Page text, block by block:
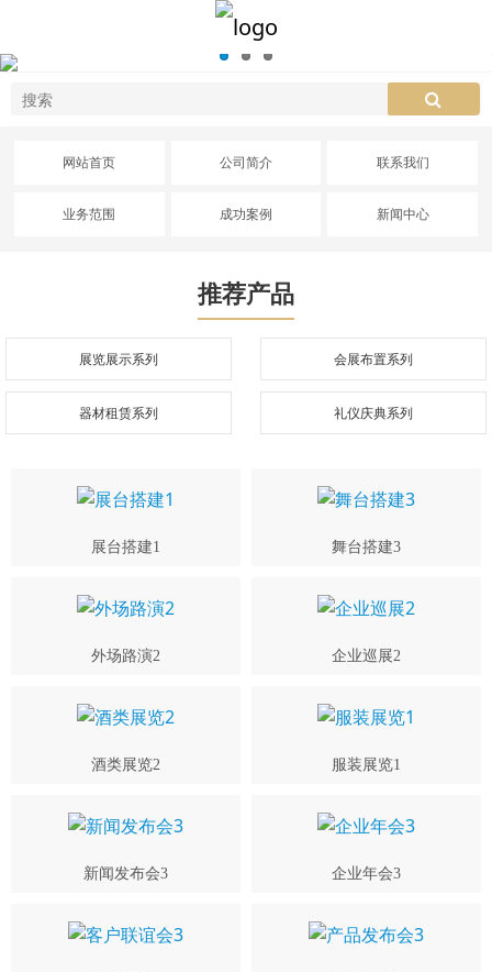
网站首页 公司简介 联系我们
业务范围 成功案例 新闻中心
推荐产品
展览展示系列 会展布置系列
器材租赁系列 礼仪庆典系列
展台搭建1 舞台搭建3
外场路演2 企业巡展2
酒类展览2 服装展览1
新闻发布会3 企业年会3